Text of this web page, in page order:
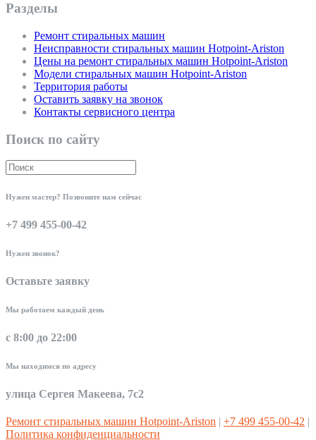
Разделы
Ремонт стиральных машин
Неисправности стиральных машин Hotpoint-Ariston
Цены на ремонт стиральных машин Hotpoint-Ariston
Модели стиральных машин Hotpoint-Ariston
Территория работы
Оставить заявку на звонок
Контакты сервисного центра
Поиск по сайту
Нужен мастер? Позвоните нам сейчас
+7 499 455-00-42
Нужен звонок?
Оставьте заявку
Мы работаем каждый день
с 8:00 до 22:00
Мы находимся по адресу
улица Сергея Макеева, 7с2
Ремонт стиральных машин Hotpoint-Ariston | +7 499 455-00-42 |
Политика конфиденциальности